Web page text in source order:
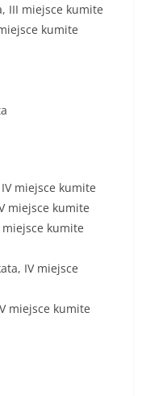
III miejsce kumite
kumite
miejsce kumite
miejsce kumite
miejsce kumite
IV miejsce
miejsce kumite